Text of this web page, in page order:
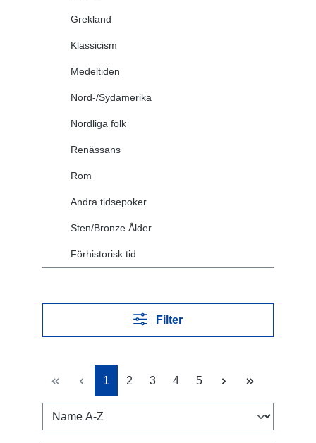
Grekland
Klassicism
Medeltiden
Nord-/Sydamerika
Nordliga folk
Renässans
Rom
Andra tidsepoker
Sten/Bronze Ålder
Förhistorisk tid
Filter
Sida
1 Sida
2 Sida
3 Sida
4 Sida
5